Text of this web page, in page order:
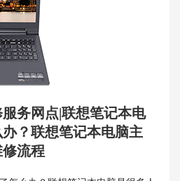
务网点|联想笔记本电
？联想笔记本电脑主
流程